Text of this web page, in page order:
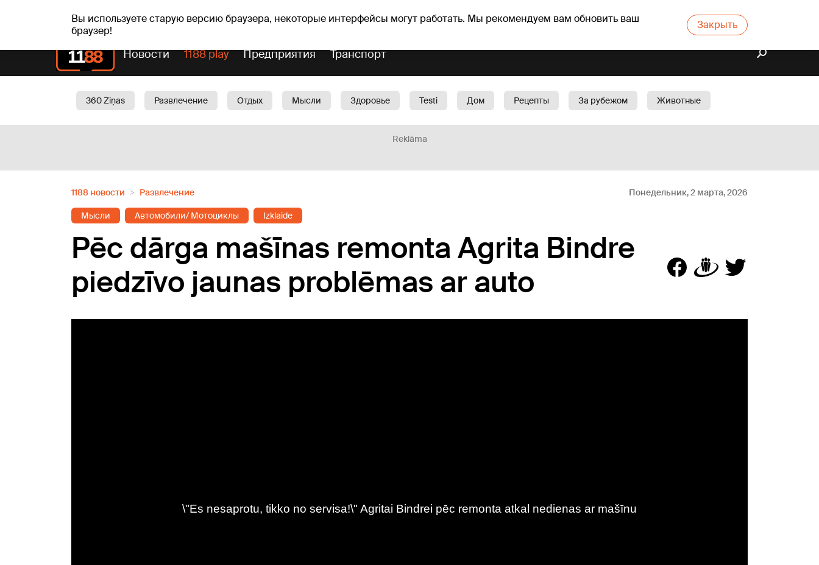
Вы используете старую версию браузера, некоторые интерфейсы могут работать. Мы рекомендуем вам обновить ваш
браузер!
Закрыть
сб, 08.08.2026. +20°C Mudīte, Vladislava, Vladislavs Прогноз погоды Гороскопы
Новости 1188 play Предприятия Транспорт
360 Ziņas Развлечение Отдых Мысли Здоровье Testi Дом Рецепты За рубежом
Животные
Reklāma
1188 новости Развлечение Понедельник, 2 марта, 2026
Мысли Автомобили/ Мотоциклы Izklaide
Pēc dārga mašīnas remonta Agrita Bindre
piedzīvo jaunas problēmas ar auto